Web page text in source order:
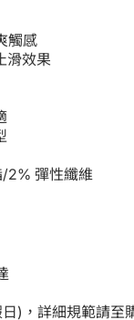
觸感
滑效果
2% 彈性纖維
)，詳細規範請至